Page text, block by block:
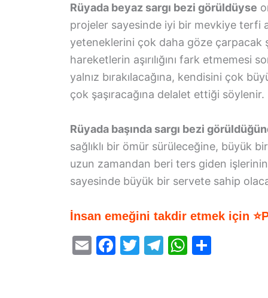
Rüyada beyaz sargı bezi görüldüyse
projeler sayesinde iyi bir mevkiye terfi
yeteneklerini çok daha göze çarpacak
hareketlerin aşırılığını fark etmemesi
yalnız bırakılacağına, kendisini çok
çok şaşıracağına delalet ettiği söylenir.
Rüyada başında sargı bezi
sağlıklı bir ömür sürüleceğine, büyük
uzun zamandan beri ters giden
sayesinde büyük bir servete sahip
İnsan emeğini takdir etmek için
E
F
T
T
W